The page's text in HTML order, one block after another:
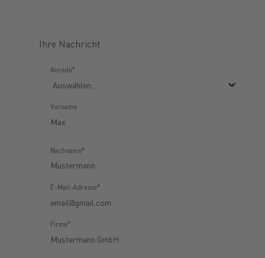
Ihre Nachricht
Anrede*
Vorname
Nachname*
E-Mail-Adresse*
Firma*